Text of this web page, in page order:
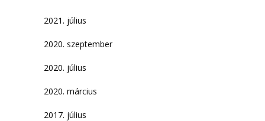
2021. július
2020. szeptember
2020. július
2020. március
2017. július